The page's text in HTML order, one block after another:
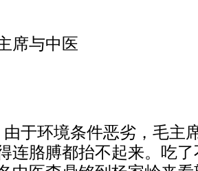
席与中医
于环境条件恶劣，毛主
连胳膊都抬不起来。吃